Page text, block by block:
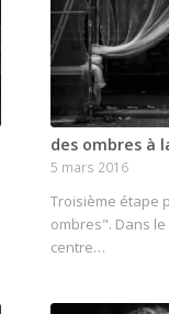
des ombres à
5 mars 2016
Troisième étape
ombres". Dans
centre…